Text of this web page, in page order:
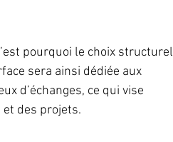
pourquoi le choix structurel
sera ainsi dédiée aux
d’échanges, ce qui vise
et des projets.